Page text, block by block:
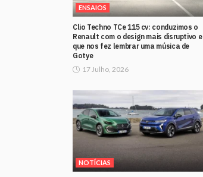
ENSAIOS
Clio Techno TCe 115 cv: conduzimos o
Renault com o design mais disruptivo e
que nos fez lembrar uma música de
Gotye
17 Julho, 2026
NOTÍCIAS